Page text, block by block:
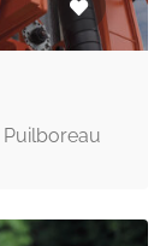
Puilboreau